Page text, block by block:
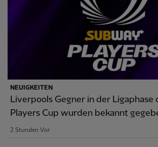
NEUIGKEITEN
Liverpools Gegner in der Ligaphase
Players Cup wurden bekannt
2 Stunden Vor